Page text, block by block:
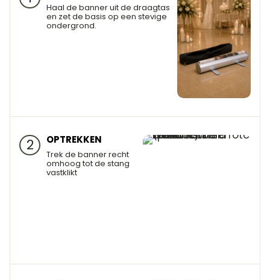
Haal de banner uit de draagtas
en zet de basis op een stevige
ondergrond.
2 OPTREKKEN
Trek de banner recht
omhoog tot de stang
vastklikt